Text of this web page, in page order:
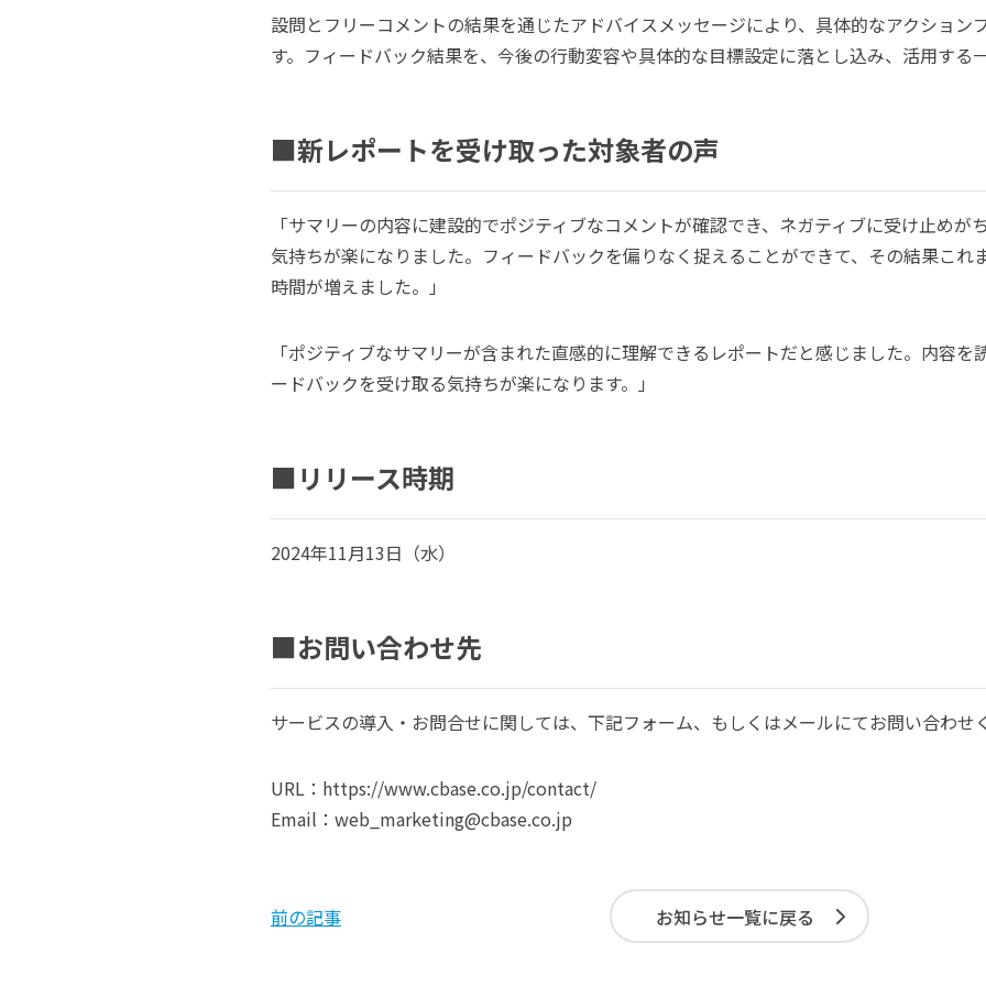
設問とフリーコメントの結果を通じたアドバイスメッセージにより、具体的なアクション
す。フィードバック結果を、今後の行動変容や具体的な目標設定に落とし込み、活用する
■新レポートを受け取った対象者の声
「サマリーの内容に建設的でポジティブなコメントが確認でき、ネガティブに受け止めが
気持ちが楽になりました。フィードバックを偏りなく捉えることができて、その結果これ
時間が増えました。」
「ポジティブなサマリーが含まれた直感的に理解できるレポートだと感じました。内容を
ードバックを受け取る気持ちが楽になります。」
■リリース時期
2024年11月13日（水）
■お問い合わせ先
サービスの導入・お問合せに関しては、下記フォーム、もしくはメールにてお問い合わせ
URL：https://www.cbase.co.jp/contact/
Email： web_marketing@cbase.co.jp
前の記事 お知らせ一覧に戻る